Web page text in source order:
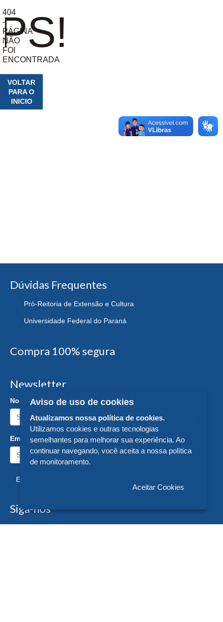
404
-
PÁGINA
NÃO
FOI
ENCONTRADA
VOLTAR
PARA O
INICIO
Dúvidas Frequentes
Pró-Reitoria de Extensão e Cultura
Universidade Federal do Paraná
Compra 100% segura
Newsletter
Nome:
Email:
Enviar
Siga-nos
Aviso de uso de cookies
Atualizamos nossa política de cookies.
Utilizamos cookies e outras tecnologias
semelhantes para melhorar sua experiência. Ao
continuar navegando, você aceita a nossa política
de monitoramento.
Aceitar Cookies